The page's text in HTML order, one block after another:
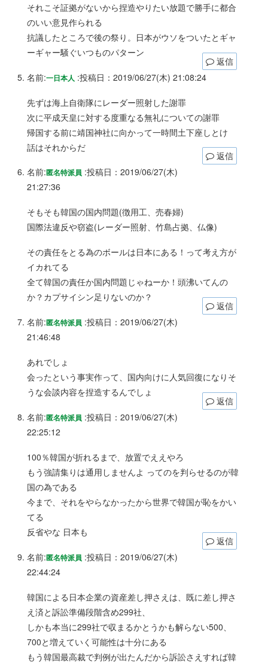
それこそ証拠がないから捏造やりたい放題で勝手に都合
のいい意見作られる
抗議したところで後の祭り。日本がウソをついたとギャ
ーギャー騒ぐいつものパターン
返信
名前:一日本人 :投稿日：2019/06/27(木) 21:08:24
先ずは海上自衛隊にレーダー照射した謝罪
次に平成天皇に対する度重なる無礼についての謝罪
帰国する前に靖国神社に向かって一時間土下座しとけ
話はそれからだ
返信
名前:匿名特派員 :投稿日：2019/06/27(木)
21:27:36
そもそも韓国の国内問題(徴用工、売春婦)
国際法違反や窃盗(レーダー照射、竹島占拠、仏像)
その責任をとる為のボールは日本にある！って考え方が
イカれてる
全て韓国の責任か国内問題じゃねーか！頭沸いてんの
か？カプサイシン足りないのか？
返信
名前:匿名特派員 :投稿日：2019/06/27(木)
21:46:48
あれでしょ
会ったという事実作って、国内向けに人気回復になりそ
うな会談内容を捏造するんでしょ
返信
名前:匿名特派員 :投稿日：2019/06/27(木)
22:25:12
100％韓国が折れるまで、放置でええやろ
もう強請集りは通用しませんよ ってのを判らせるのが韓
国の為である
今まで、それをやらなかったから世界で韓国が恥をかい
てる
反省やな 日本も
返信
名前:匿名特派員 :投稿日：2019/06/27(木)
22:44:24
韓国による日本企業の資産差し押さえは、既に差し押さ
え済と訴訟準備段階含め299社、
しかも本当に299社で収まるかとうかも解らない500、
700と増えていく可能性は十分にある
もう韓国最高裁で判例が出たんだから訴訟さえすれば韓